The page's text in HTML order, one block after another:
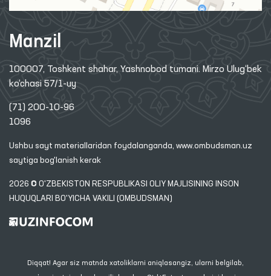
Manzil
100007, Toshkent shahar, Yashnobod tumani. Mirzo Ulug‘bek
ko‘chasi 57/1-uy
(71) 200-10-96
1096
Ushbu sayt materiallaridan foydalanganda, www.ombudsman.uz
saytiga bog'lanish kerak
2026 © O'ZBEKISTON RESPUBLIKASI OLIY MAJLISINING INSON
HUQUQLARI BO'YICHA VAKILI (OMBUDSMAN)
Diqqat! Agar siz matnda xatoliklarni aniqlasangiz, ularni belgilab,